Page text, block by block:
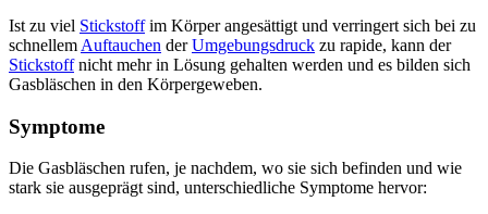
Ist zu viel Stickstoffim Körper angesättigt und verringert sich bei zu
schnellem Auftauchen derUmgebungsdruck zu rapide, kann der
Stickstoffnicht mehr in Lösung gehalten werden und es bilden sich
Gasbläschen in den Körpergeweben.
Symptome
Die Gasbläschen rufen, je nachdem, wo sie sich befinden und wie
stark sie ausgeprägt sind, unterschiedliche Symptome hervor: